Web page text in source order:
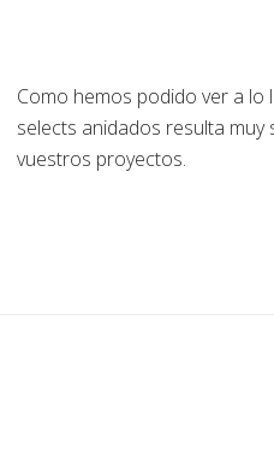
Como hemos podido ver a
selects anidados resulta
vuestros proyectos.